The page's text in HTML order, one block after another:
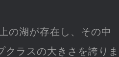
の湖が存在し、その中
ラスの大きさを誇りま